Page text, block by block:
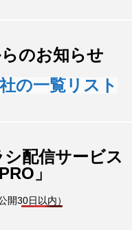
のお知らせ
一覧リスト
配信サービス
」
開30日以内）